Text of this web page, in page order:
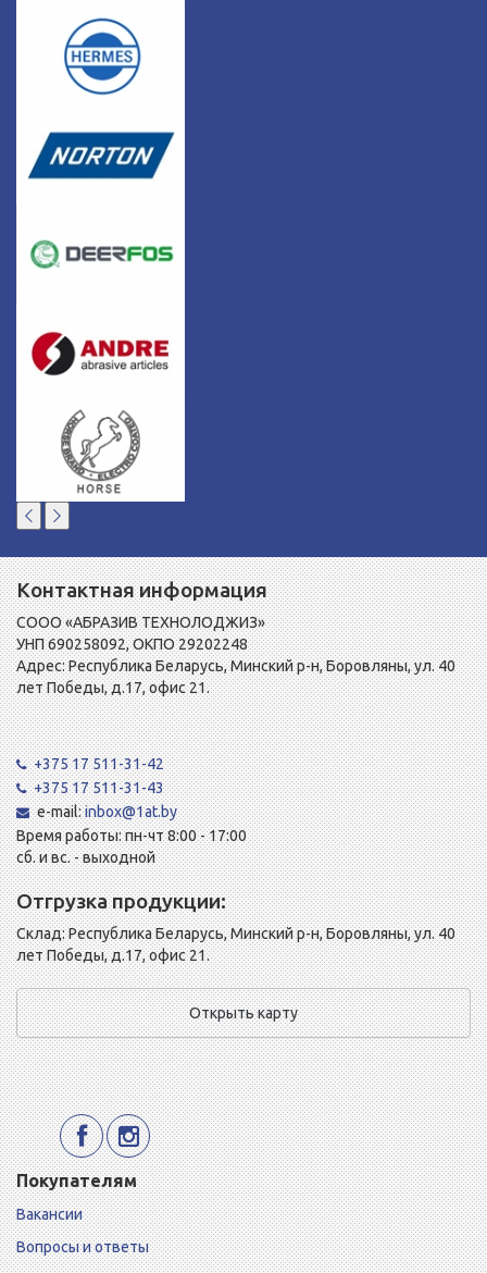
Контактная информация
СООО «АБРАЗИВ ТЕХНОЛОДЖИЗ»
УНП 690258092, ОКПО 29202248
Адрес: Республика Беларусь, Минский р-н, Боровляны, ул. 40
лет Победы, д.17, офис 21.
+375 17 511-31-42
+375 17 511-31-43
e-mail:inbox@1at.by
Время работы: пн-чт 8:00 - 17:00
сб. и вс. - выходной
Отгрузка продукции:
Склад: Республика Беларусь, Минский р-н, Боровляны, ул. 40
лет Победы, д.17, офис 21.
Открыть карту
Покупателям
Вакансии
Вопросы и ответы